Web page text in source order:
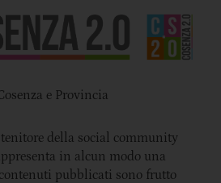
e Provincia
della social community
in alcun modo una
pubblicati sono frutto